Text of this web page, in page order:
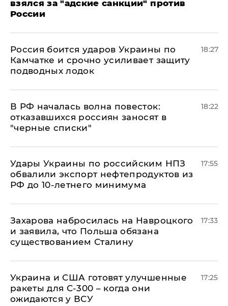
взялся за "адские санкции" против
России
Россия боится ударов Украины по
Камчатке и срочно усиливает защиту
подводных лодок
18:27
​В РФ началась волна повесток:
отказавшихся россиян заносят в
"черные списки"
18:22
Удары Украины по российским НПЗ
обвалили экспорт нефтепродуктов из
РФ до 10-летнего минимума
17:55
​Захарова набросилась на Навроцкого
и заявила, что Польша обязана
существованием Сталину
17:33
Украина и США готовят улучшенные
ракеты для С-300 – когда они
ожидаются у ВСУ
17:25